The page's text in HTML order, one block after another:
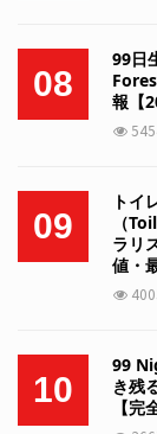
08
99日
報【
09
トイ
（
ラリ
値・
10
99
き残
【完